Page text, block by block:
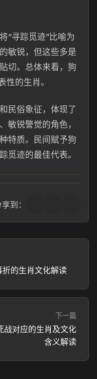
“寻踪觅迹”比喻为
敏锐，但这些多是
切。总体来看，狗
性的生肖。
民俗象征，体现了
敏锐警觉的角色，
特质。民间赋予狗
觅迹的最佳代表。
到：
的生肖文化解读
下一篇
战对应的生肖及文化
含义解读